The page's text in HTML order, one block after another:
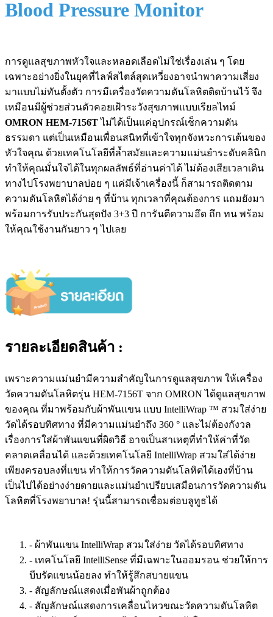
Blood Pressure Monitor
การดูแลสุขภาพหัวใจและหลอดเลือดไม่ใช่เรื่องเล่น ๆ โดย
เฉพาะอย่างยิ่งในยุคที่ไลฟ์สไตล์สุดเหวี่ยงอาจนำพาความเสี่ยง
มาแบบไม่ทันตั้งตัว การมีเครื่องวัดความดันโลหิตติดบ้านไว้ จึง
เหมือนมีผู้ช่วยส่วนตัวคอยเฝ้าระวังสุขภาพแบบเรียลไทม์
OMRON HEM-7156Tไม่ได้เป็นแค่อุปกรณ์เช็กความดัน
ธรรมดา แต่เป็นเหมือนเพื่อนสนิทที่เข้าใจทุกจังหวะการเต้นของ
หัวใจคุณ ด้วยเทคโนโลยีที่ล้ำสมัยและความแม่นยำระดับคลินิก
ทำให้คุณมั่นใจได้ในทุกผลลัพธ์ที่อ่านค่าได้ ไม่ต้องเสียเวลาเดิน
ทางไปโรงพยาบาลบ่อย ๆ แค่มีเจ้าเครื่องนี้ ก็สามารถติดตาม
ความดันโลหิตได้ง่าย ๆ ที่บ้าน ทุกเวลาที่คุณต้องการ แถมยังมา
พร้อมการรับประกันสุดปัง 3+3 ปี การันตีความอึด ถึก ทน พร้อม
ให้คุณใช้งานกันยาว ๆ ไปเลย
รายละเอียดสินค้า :
เพราะความแม่นยำมีความสำคัญในการดูแลสุขภาพ ให้เครื่อง
วัดความดันโลหิตรุ่น HEM-7156T จาก OMRON ได้ดูแลสุขภาพ
ของคุณ ที่มาพร้อมกับผ้าพันแขน แบบ IntelliWrap ™ สวมใส่ง่าย
วัดได้รอบทิศทาง ที่มีความแม่นยำถึง 360 ° และไม่ต้องกังวล
เรื่องการใส่ผ้าพันแขนที่ผิดวิธี อาจเป็นสาเหตุที่ทำให้ค่าที่วัด
คลาดเคลื่อนได้ และด้วยเทคโนโลยี IntelliWrap สวมใส่ได้ง่าย
เพียงครอบลงที่แขน ทำให้การวัดความดันโลหิตได้เองที่บ้าน
เป็นไปได้อย่างง่ายดายและแม่นยำเปรียบเสมือนการวัดความดัน
โลหิตที่โรงพยาบาล! รุ่นนี้สามารถเชื่อมต่อบลูทูธได้
- ผ้าพันแขน IntelliWrap สวมใส่ง่าย วัดได้รอบทิศทาง
- เทคโนโลยี IntelliSense ที่มีเฉพาะในออมรอน ช่วยให้การ
บีบรัดแขนน้อยลง ทำให้รู้สึกสบายแขน
- สัญลักษณ์แสดงเมื่อพันผ้าถูกต้อง
- สัญลักษณ์แสดงการเคลื่อนไหวขณะวัดความดันโลหิต